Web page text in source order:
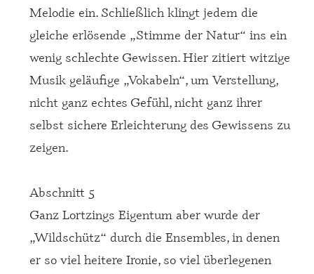
Melodie ein. Schließlich klingt jedem die
gleiche erlösende „Stimme der Natur“ ins ein
wenig schlechte Gewissen. Hier zitiert witzige
Musik geläufige „Vokabeln“, um Verstellung,
nicht ganz echtes Gefühl, nicht ganz ihrer
selbst sichere Erleichterung des Gewissens zu
zeigen.
Abschnitt 5
Ganz Lortzings Eigentum aber wurde der
„Wildschütz“ durch die Ensembles, in denen
er so viel heitere Ironie, so viel überlegenen